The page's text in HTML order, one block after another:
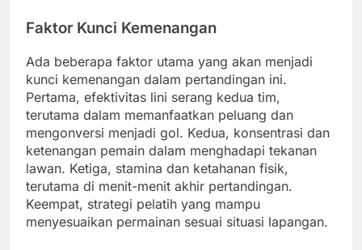
Faktor Kunci Kemenangan
Ada beberapa faktor utama yang akan menjadi
kunci kemenangan dalam pertandingan ini.
Pertama, efektivitas lini serang kedua tim,
terutama dalam memanfaatkan peluang dan
mengonversi menjadi gol. Kedua, konsentrasi dan
ketenangan pemain dalam menghadapi tekanan
lawan. Ketiga, stamina dan ketahanan fisik,
terutama di menit-menit akhir pertandingan.
Keempat, strategi pelatih yang mampu
menyesuaikan permainan sesuai situasi lapangan.